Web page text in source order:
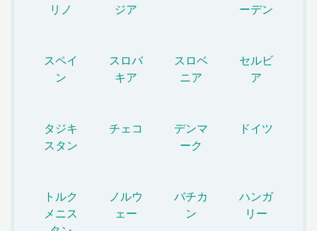
リノ
ジア
ーデン
スペイ
ン
スロバ
キア
スロベ
ニア
セルビ
ア
タジキ
スタン
チェコ
デンマ
ーク
ドイツ
トルク
メニス
ノルウ
ェー
バチカ
ン
ハンガ
リー